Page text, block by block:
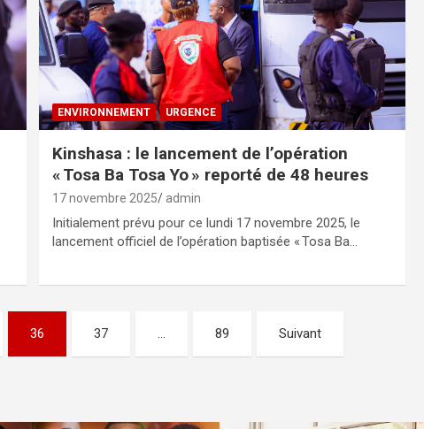
ENVIRONNEMENT URGENCE
Kinshasa : le lancement de l’opération
« Tosa Ba Tosa Yo » reporté de 48 heures
17 novembre 2025 admin
Initialement prévu pour ce lundi 17 novembre 2025, le
lancement officiel de l’opération baptisée « Tosa Ba…
36 37 … 89 Suivant